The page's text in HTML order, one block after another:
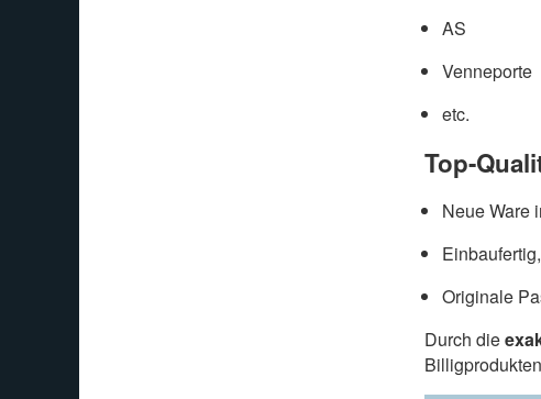
AS
Venneporte
etc.
Top-
Neue Ware
Originale
Durch die